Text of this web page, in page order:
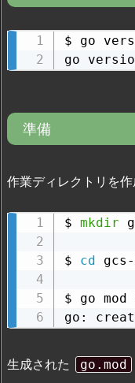
$ go
go
準備
作業ディレクトリを作
$ mkdir
$ cd gcs-
$ go
go:
生成された go.mod